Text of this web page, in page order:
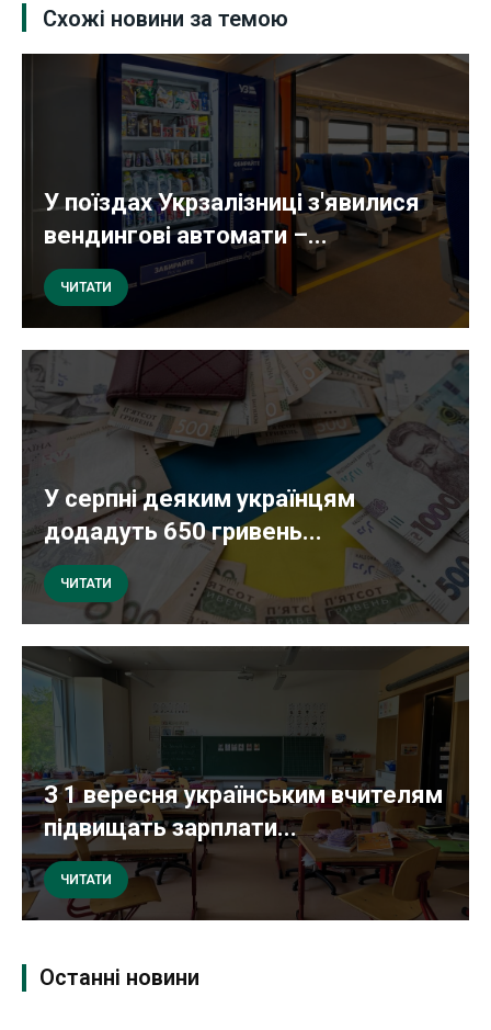
Схожі новини за темою
У поїздах Укрзалізниці з'явилися
вендингові автомати –...
ЧИТАТИ
У серпні деяким українцям
додадуть 650 гривень...
ЧИТАТИ
З 1 вересня українським вчителям
підвищать зарплати...
ЧИТАТИ
Останні новини